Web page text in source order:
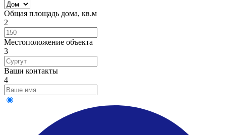
Общая площадь дома, кв.м
2
Местоположение объекта
3
Ваши контакты
4